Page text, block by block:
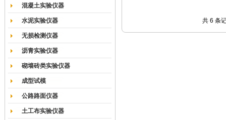
混凝土实验仪器
水泥实验仪器
无损检测仪器
沥青实验仪器
砌墙砖类实验仪器
成型试模
公路路面仪器
土工布实验仪器
共 6 条